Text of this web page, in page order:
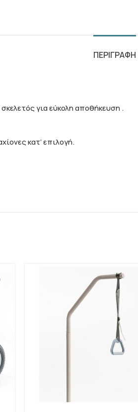
ΠΕΡΙΓΡΑΦΗ
για εύκολη αποθήκευση .
κατ’ επιλογή.